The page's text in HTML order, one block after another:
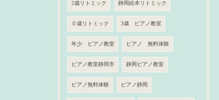
2歳リトミック 静岡絵本リトミック
０歳リトミック 3歳 ピアノ教室
年少 ピアノ教室 ピアノ 無料体験
ピアノ教室静岡市 静岡ピアノ教室
ピアノ無料体験 ピアノ静岡